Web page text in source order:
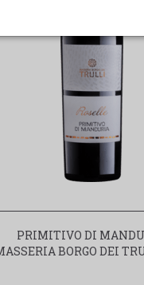
PRIMITIVO DI
BORGO DEI